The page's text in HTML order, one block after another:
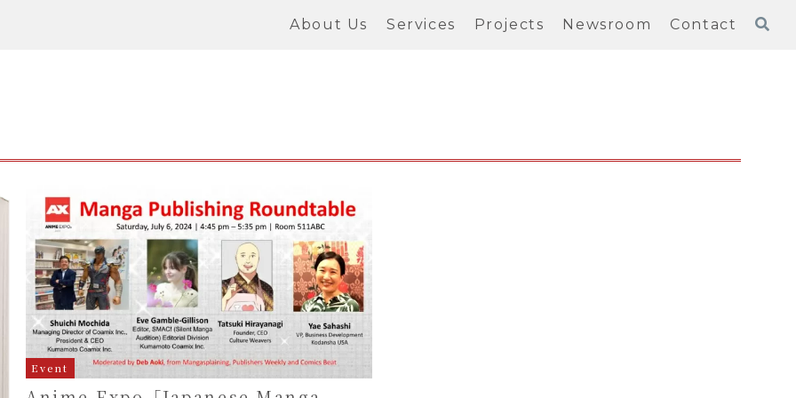
About Us Services Projects Newsroom Contact
Event